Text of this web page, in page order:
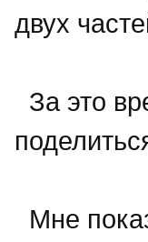
двух
За это
Мне